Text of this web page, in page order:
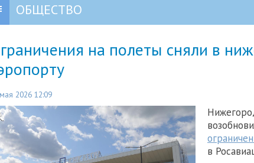
ОБЩЕСТВО
на полеты сняли в
2026 12:09
в